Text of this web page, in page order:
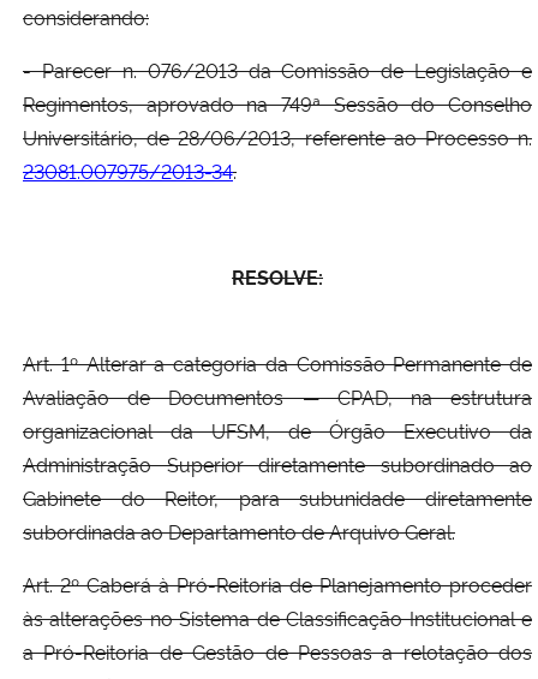
Secretaria de Governo
Gabinete de Segurança Institucional
Planalto
considerando:
- Parecer n. 076/2013 da Comissão de Legislação e
Regimentos, aprovado na 749ª Sessão do Conselho
Universitário, de 28/06/2013, referente ao Processo n.
23081.007975/2013-34.
RESOLVE:
Art. 1º Alterar a categoria da Comissão Permanente de
Avaliação de Documentos — CPAD, na estrutura
organizacional da UFSM, de Órgão Executivo da
Administração Superior diretamente subordinado ao
Gabinete do Reitor, para subunidade diretamente
subordinada ao Departamento de Arquivo Geral.
Art. 2º Caberá à Pró-Reitoria de Planejamento proceder
às alterações no Sistema de Classificação Institucional e
a Pró-Reitoria de Gestão de Pessoas a relotação dos